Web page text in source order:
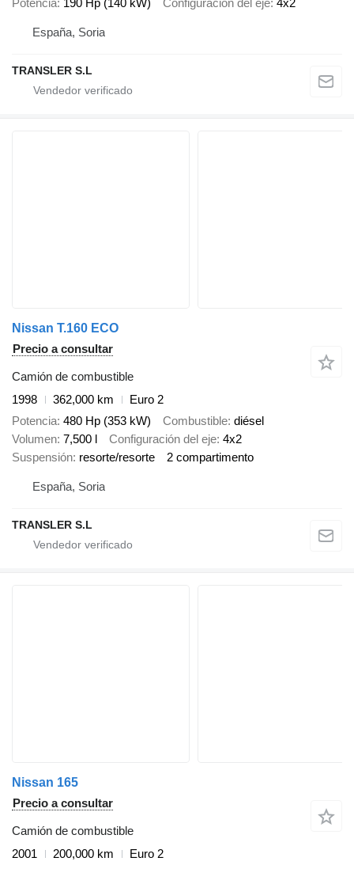
Potencia 190 Hp (140 kW) Configuración del eje 4x2
España, Soria
TRANSLER S.L
Nissan T.160 ECO
Precio a consultar
Camión de combustible
1998
362,000 km
Euro 2
Potencia 480 Hp (353 kW) Combustible diésel
Volumen 7,500 l Configuración del eje 4x2
Suspensión resorte/resorte 2 compartimento
España, Soria
TRANSLER S.L
Nissan 165
Precio a consultar
Camión de combustible
2001
200,000 km
Euro 2